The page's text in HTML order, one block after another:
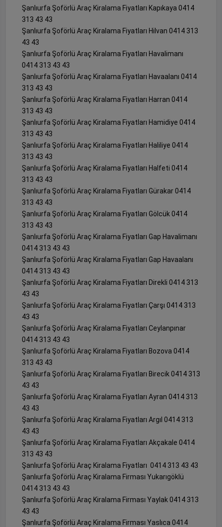
Şanlıurfa Şoförlü Araç Kiralama Fiyatları Kapıkaya 0414
313 43 43
Şanlıurfa Şoförlü Araç Kiralama Fiyatları Hilvan 0414 313
43 43
Şanlıurfa Şoförlü Araç Kiralama Fiyatları Havalimanı
0414 313 43 43
Şanlıurfa Şoförlü Araç Kiralama Fiyatları Havaalanı 0414
313 43 43
Şanlıurfa Şoförlü Araç Kiralama Fiyatları Harran 0414
313 43 43
Şanlıurfa Şoförlü Araç Kiralama Fiyatları Hamidiye 0414
313 43 43
Şanlıurfa Şoförlü Araç Kiralama Fiyatları Haliliye 0414
313 43 43
Şanlıurfa Şoförlü Araç Kiralama Fiyatları Halfeti 0414
313 43 43
Şanlıurfa Şoförlü Araç Kiralama Fiyatları Gürakar 0414
313 43 43
Şanlıurfa Şoförlü Araç Kiralama Fiyatları Gölcük 0414
313 43 43
Şanlıurfa Şoförlü Araç Kiralama Fiyatları Gap Havalimanı
0414 313 43 43
Şanlıurfa Şoförlü Araç Kiralama Fiyatları Gap Havaalanı
0414 313 43 43
Şanlıurfa Şoförlü Araç Kiralama Fiyatları Direkli 0414 313
43 43
Şanlıurfa Şoförlü Araç Kiralama Fiyatları Çarşı 0414 313
43 43
Şanlıurfa Şoförlü Araç Kiralama Fiyatları Ceylanpınar
0414 313 43 43
Şanlıurfa Şoförlü Araç Kiralama Fiyatları Bozova 0414
313 43 43
Şanlıurfa Şoförlü Araç Kiralama Fiyatları Birecik 0414 313
43 43
Şanlıurfa Şoförlü Araç Kiralama Fiyatları Ayran 0414 313
43 43
Şanlıurfa Şoförlü Araç Kiralama Fiyatları Argıl 0414 313
43 43
Şanlıurfa Şoförlü Araç Kiralama Fiyatları Akçakale 0414
313 43 43
Şanlıurfa Şoförlü Araç Kiralama Fiyatları 0414 313 43 43
Şanlıurfa Şoförlü Araç Kiralama Firması Yukarıgöklü
0414 313 43 43
Şanlıurfa Şoförlü Araç Kiralama Firması Yaylak 0414 313
43 43
Şanlıurfa Şoförlü Araç Kiralama Firması Yaslıca 0414